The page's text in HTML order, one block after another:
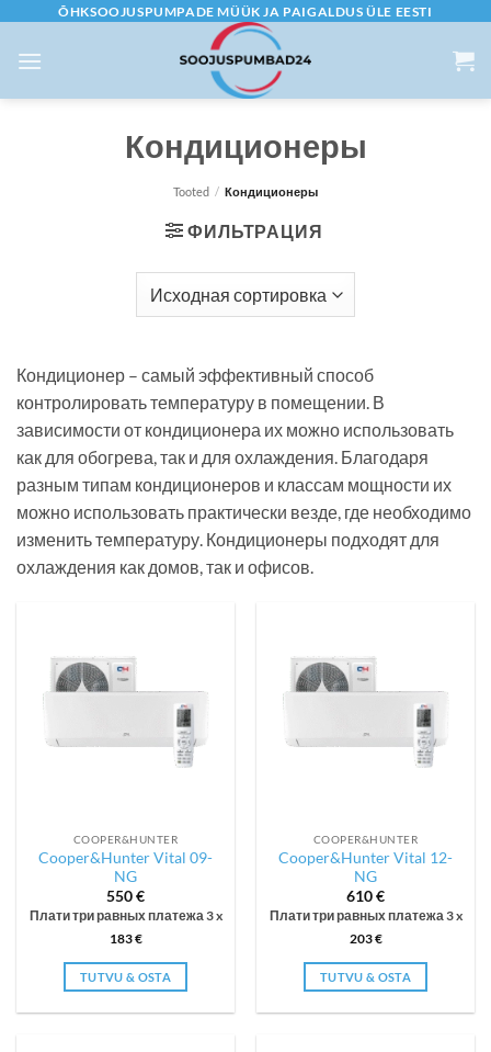
content
ÕHKSOOJUSPUMPADE MÜÜK JA PAIGALDUS ÜLE EESTI
Кондиционеры
Tooted / Кондиционеры
ФИЛЬТРАЦИЯ
Кондиционер – самый эффективный способ
контролировать температуру в помещении. В
зависимости от кондиционера их можно использовать
как для обогрева, так и для охлаждения. Благодаря
разным типам кондиционеров и классам мощности их
можно использовать практически везде, где необходимо
изменить температуру. Кондиционеры подходят для
охлаждения как домов, так и офисов.
COOPER&HUNTER
Cooper&Hunter Vital 09-
NG
550€
Плати три равных платежа 3 x
183€
TUTVU & OSTA
COOPER&HUNTER
Cooper&Hunter Vital 12-
NG
610€
Плати три равных платежа 3 x
203€
TUTVU & OSTA